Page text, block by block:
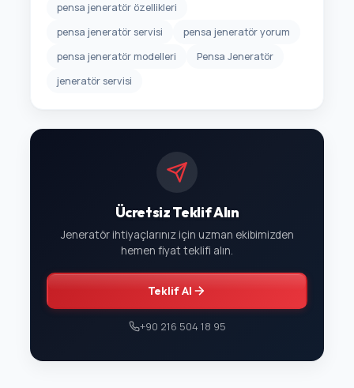
pensa jeneratör özellikleri
pensa jeneratör servisi
pensa jeneratör yorum
pensa jeneratör modelleri
Pensa Jeneratör
jeneratör servisi
Ücretsiz Teklif Alın
Jeneratör ihtiyaçlarınız için uzman ekibimizden
hemen fiyat teklifi alın.
Teklif Al
+90 216 504 18 95